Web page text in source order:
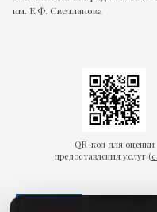
им. Е.Ф. Светланова
QR-код для оценки
предоставления услуг (